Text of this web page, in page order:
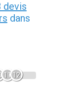
devis
dans
11 12